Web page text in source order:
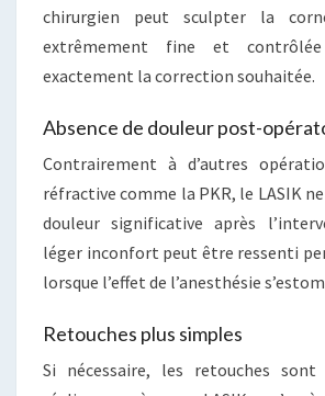
chirurgien peut sculpter la
extrêmement fine et
exactement la correction souhaitée.
Absence de douleur post-
Contrairement à d’autres
réfractive comme la PKR, le LASIK
douleur significative après
léger inconfort peut être ressenti
lorsque l’effet de l’anesthésie
Retouches plus simples
Si nécessaire, les retouches